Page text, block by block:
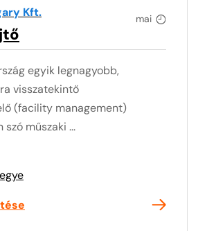
mai
Kft.
egyik legnagyobb,
visszatekintő
(facility management)
műszaki ...